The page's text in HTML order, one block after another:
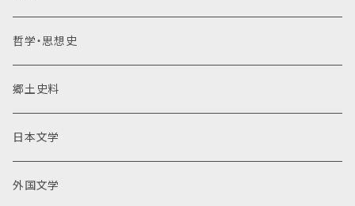
仏教
神道
キリスト教
その他
哲学・思想史
郷土史料
日本文学
外国文学